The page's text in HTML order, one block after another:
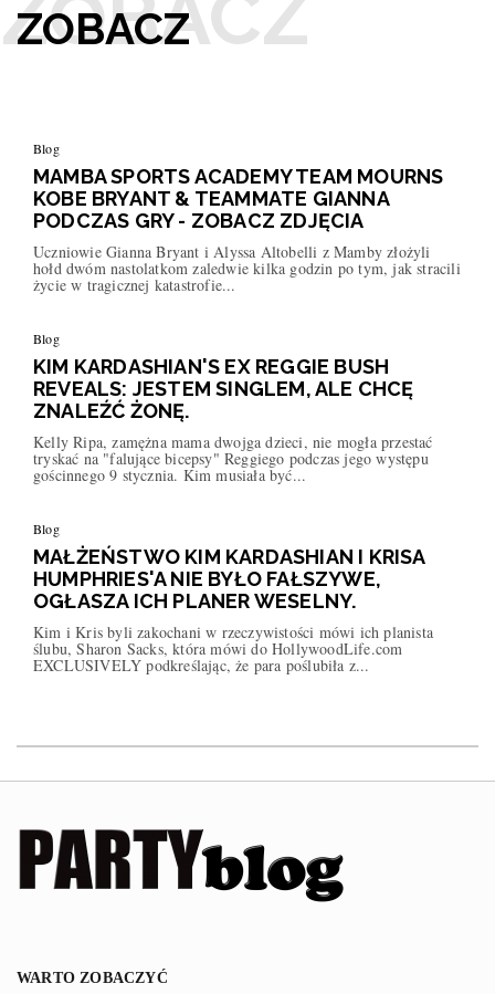
ZOBACZ
Blog
MAMBA SPORTS ACADEMY TEAM MOURNS
KOBE BRYANT & TEAMMATE GIANNA
PODCZAS GRY - ZOBACZ ZDJĘCIA
Uczniowie Gianna Bryant i Alyssa Altobelli z Mamby złożyli
hołd dwóm nastolatkom zaledwie kilka godzin po tym, jak stracili
życie w tragicznej katastrofie...
Blog
KIM KARDASHIAN'S EX REGGIE BUSH
REVEALS: JESTEM SINGLEM, ALE CHCĘ
ZNALEŹĆ ŻONĘ.
Kelly Ripa, zamężna mama dwojga dzieci, nie mogła przestać
tryskać na "falujące bicepsy" Reggiego podczas jego występu
gościnnego 9 stycznia. Kim musiała być...
Blog
MAŁŻEŃSTWO KIM KARDASHIAN I KRISA
HUMPHRIES'A NIE BYŁO FAŁSZYWE,
OGŁASZA ICH PLANER WESELNY.
Kim i Kris byli zakochani w rzeczywistości mówi ich planista
ślubu, Sharon Sacks, która mówi do HollywoodLife.com
EXCLUSIVELY podkreślając, że para poślubiła z...
WARTO ZOBACZYĆ